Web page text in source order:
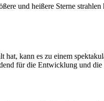
und heißere Sterne
kann es zu einem
für die Entwicklung und